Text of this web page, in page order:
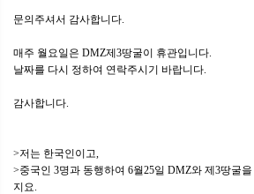
문의주셔서 감사합니다.
매주 월요일은 DMZ제3땅굴이 휴관입니다.
날짜를 다시 정하여 연락주시기 바랍니다.
감사합니다.
>저는 한국인이고,
>중국인 3명과 동행하여 6월25일 DMZ와 제3땅굴
지요.